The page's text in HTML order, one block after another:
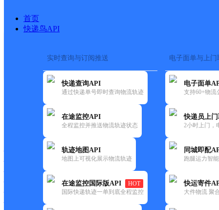
首页
快递鸟API
实时查询与订阅推送
快递查询API
通过快递单号即时查询物流轨迹
在途监控API
全程监控并推送物流轨迹状态
轨迹地图API
地图上可视化展示物流轨迹
在途监控国际版API
HOT
国际快递轨迹一单到底全程监控
电子面单与上门
电子面单
支持60+物流
快递员上
2小时上门，
同城即配
跑腿运力智
快运寄件
大件物流 聚
快递大全> 快递网
快运大全 快递时效